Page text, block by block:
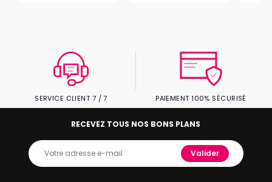
SERVICE CLIENT 7 / 7 PAIEMENT 100% SÉCURISÉ
RECEVEZ TOUS NOS BONS PLANS
Valider